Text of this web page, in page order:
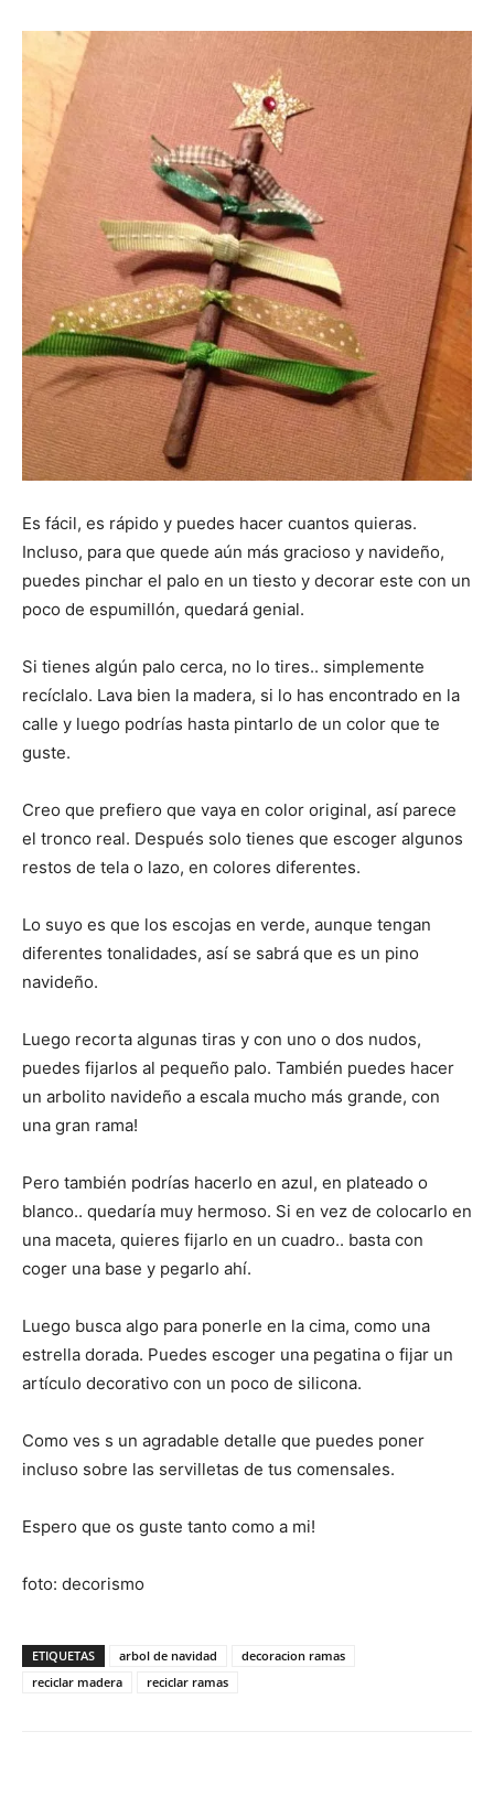
Es fácil, es rápido y puedes hacer cuantos quieras.
Incluso, para que quede aún más gracioso y navideño,
puedes pinchar el palo en un tiesto y decorar este con un
poco de espumillón, quedará genial.
Si tienes algún palo cerca, no lo tires.. simplemente
recíclalo. Lava bien la madera, si lo has encontrado en la
calle y luego podrías hasta pintarlo de un color que te
guste.
Creo que prefiero que vaya en color original, así parece
el tronco real. Después solo tienes que escoger algunos
restos de tela o lazo, en colores diferentes.
Lo suyo es que los escojas en verde, aunque tengan
diferentes tonalidades, así se sabrá que es un pino
navideño.
Luego recorta algunas tiras y con uno o dos nudos,
puedes fijarlos al pequeño palo. También puedes hacer
un arbolito navideño a escala mucho más grande, con
una gran rama!
Pero también podrías hacerlo en azul, en plateado o
blanco.. quedaría muy hermoso. Si en vez de colocarlo en
una maceta, quieres fijarlo en un cuadro.. basta con
coger una base y pegarlo ahí.
Luego busca algo para ponerle en la cima, como una
estrella dorada. Puedes escoger una pegatina o fijar un
artículo decorativo con un poco de silicona.
Como ves s un agradable detalle que puedes poner
incluso sobre las servilletas de tus comensales.
Espero que os guste tanto como a mi!
foto: decorismo
ETIQUETAS arbol de navidad
decoracion ramas
reciclar madera
reciclar ramas